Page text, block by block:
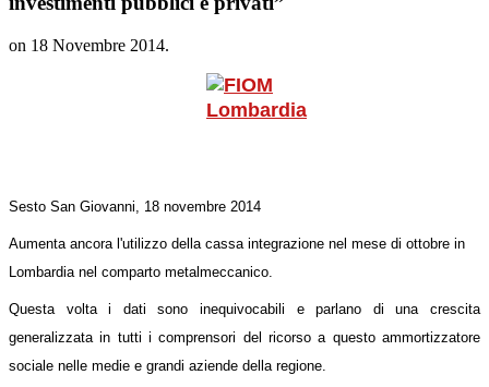
on 18 Novembre 2014.
Sesto San Giovanni, 18 novembre 2014
Aumenta ancora l'utilizzo della cassa integrazione nel mese di ottobre in
Lombardia nel comparto metalmeccanico.
Questa volta i dati sono inequivocabili e parlano di una crescita
generalizzata in tutti i comprensori del ricorso a questo ammortizzatore
sociale nelle medie e grandi aziende della regione.